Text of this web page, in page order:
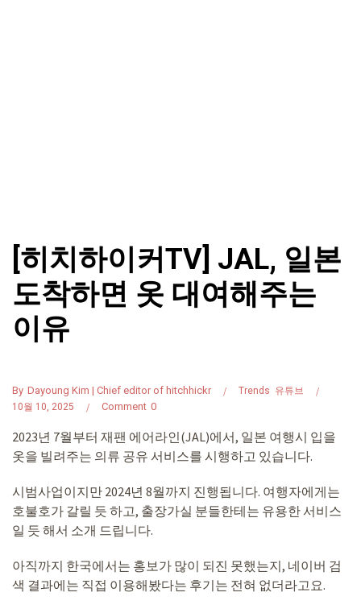
[히치하이커TV] JAL, 일본
도착하면 옷 대여해주는
이유
By Dayoung Kim | Chief editor of hitchhickr Trends 유튜브
10월 10, 2025
0
Comment
2023년 7월부터 재팬 에어라인(JAL)에서, 일본 여행시 입을
옷을 빌려주는 의류 공유 서비스를 시행하고 있습니다.
시범사업이지만 2024년 8월까지 진행됩니다. 여행자에게는
호불호가 갈릴 듯 하고, 출장가실 분들한테는 유용한 서비스
일 듯 해서 소개 드립니다.
아직까지 한국에서는 홍보가 많이 되진 못했는지, 네이버 검
색 결과에는 직접 이용해봤다는 후기는 전혀 없더라고요.